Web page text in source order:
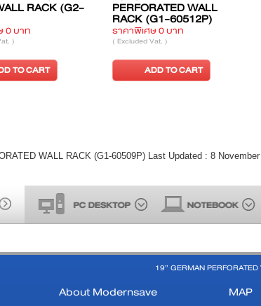
PERFORATED WALL
RACK (G1-60412P)
PERF, WALL
60509)
WALL RACK (G1-60509P) Last Updated : 8
19” GERMAN
About Modernsave MAP